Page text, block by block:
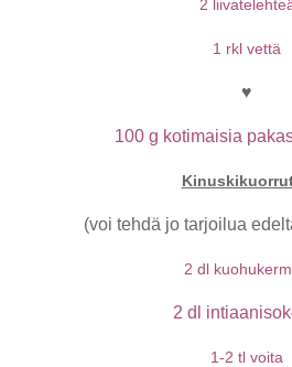
2
1 rkl vettä
♥
100 g kotimaisia
(voi tehdä jo tarjoilua
2 dl
2 dl
1-2 tl voita